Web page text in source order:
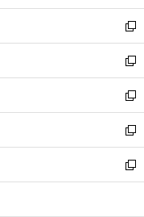
開
く
ウ
で
開
く
ン
ド
ウ
で
開
く
ウ
ィ
ン
ド
ウ
で
開
く
新
し
い
ウ
ィ
ン
ド
ウ
で
開
新
し
い
ウ
ィ
ン
ド
ウ
新
し
い
ウ
ィ
ン
新
し
い
ウ
新
し